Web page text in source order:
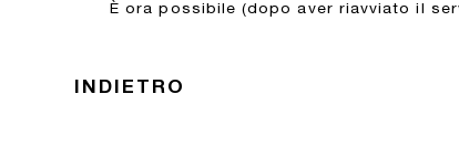
È ora possibile (dopo aver riavviato il
INDIETRO